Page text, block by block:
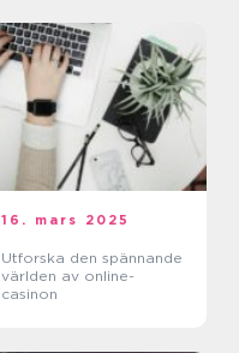
16. mars 2025
Utforska den spännande
världen av online-
casinon